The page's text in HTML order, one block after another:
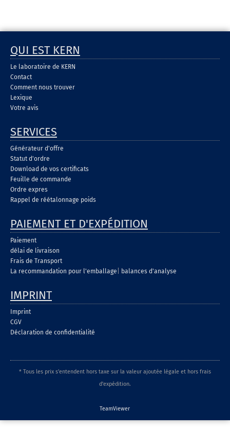
QUI EST KERN
Le laboratoire de KERN
Contact
Comment nous trouver
Lexique
Votre avis
SERVICES
Générateur d'offre
Statut d'ordre
Download de vos certificats
Feuille de commande
Ordre expres
Rappel de réétalonnage poids
PAIEMENT ET D'EXPÉDITION
Paiement
délai de livraison
Frais de Transport
La recommandation pour l'emballage
balances d'analyse
IMPRINT
Imprint
CGV
Déclaration de confidentialité
* Tous les prix s'entendent hors taxe sur la valeur ajoutée légale et hors frais
d'expédition.
TeamViewer